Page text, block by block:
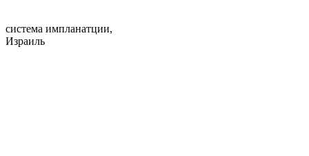
система импланатции,
Израиль